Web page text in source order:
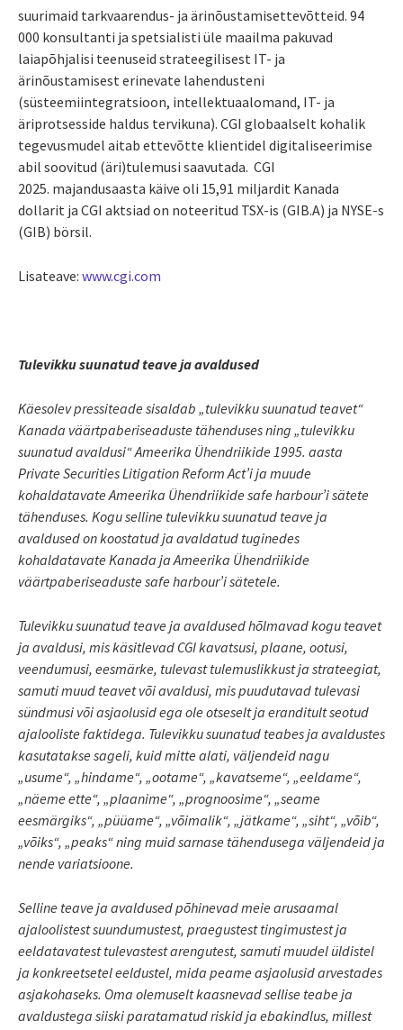
suurimaid tarkvaarendus- ja ärinõustamisettevõtteid. 94
000 konsultanti ja spetsialisti üle maailma pakuvad
laiapõhjalisi teenuseid strateegilisest IT- ja
ärinõustamisest erinevate lahendusteni
(süsteemiintegratsioon, intellektuaalomand, IT- ja
äriprotsesside haldus tervikuna). CGI globaalselt kohalik
tegevusmudel aitab ettevõtte klientidel digitaliseerimise
abil soovitud (äri)tulemusi saavutada. CGI
2025. majandusaasta käive oli 15,91 miljardit Kanada
dollarit ja CGI aktsiad on noteeritud TSX-is (GIB.A) ja NYSE-s
(GIB) börsil.
Lisateave: www.cgi.com
Tulevikku suunatud teave ja avaldused
Käesolev pressiteade sisaldab „tulevikku suunatud teavet“
Kanada väärtpaberiseaduste tähenduses ning „tulevikku
suunatud avaldusi“ Ameerika Ühendriikide 1995. aasta
Private Securities Litigation Reform Act’i ja muude
kohaldatavate Ameerika Ühendriikide safe harbour’i sätete
tähenduses. Kogu selline tulevikku suunatud teave ja
avaldused on koostatud ja avaldatud tuginedes
kohaldatavate Kanada ja Ameerika Ühendriikide
väärtpaberiseaduste safe harbour’i sätetele.
Tulevikku suunatud teave ja avaldused hõlmavad kogu teavet
ja avaldusi, mis käsitlevad CGI kavatsusi, plaane, ootusi,
veendumusi, eesmärke, tulevast tulemuslikkust ja strateegiat,
samuti muud teavet või avaldusi, mis puudutavad tulevasi
sündmusi või asjaolusid ega ole otseselt ja eranditult seotud
ajalooliste faktidega. Tulevikku suunatud teabes ja avaldustes
kasutatakse sageli, kuid mitte alati, väljendeid nagu
„usume“, „hindame“, „ootame“, „kavatseme“, „eeldame“,
„näeme ette“, „plaanime“, „prognoosime“, „seame
eesmärgiks“, „püüame“, „võimalik“, „jätkame“, „siht“, „võib“,
„võiks“, „peaks“ ning muid sarnase tähendusega väljendeid ja
nende variatsioone.
Selline teave ja avaldused põhinevad meie arusaamal
ajaloolistest suundumustest, praegustest tingimustest ja
eeldatavatest tulevastest arengutest, samuti muudel üldistel
ja konkreetsetel eeldustel, mida peame asjaolusid arvestades
asjakohaseks. Oma olemuselt kaasnevad sellise teabe ja
avaldustega siiski paratamatud riskid ja ebakindlus, millest